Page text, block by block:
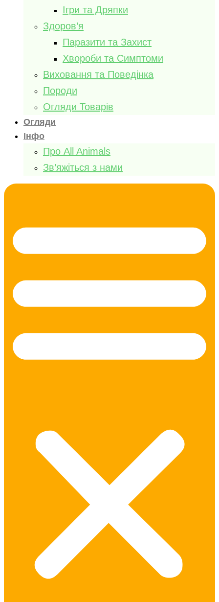
Ігри та Дряпки
Здоров’я
Паразити та Захист
Хвороби та Симптоми
Виховання та Поведінка
Породи
Огляди Товарів
Огляди
Інфо
Про All Animals
Зв’яжіться з нами